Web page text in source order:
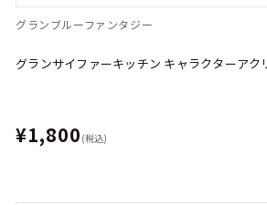
グランブルーファンタジー
グランサイファーキッチン キャラクターアク
¥1,800 (税込)